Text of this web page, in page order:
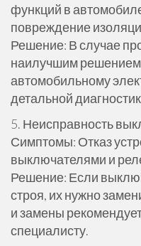
функций в
повреждение
Решение: В случае
наилучшим
автомобильному
детальной
5. Неисправность
Симптомы: Отказ
выключателями и
Решение: Если
строя, их нужно
и замены
специалисту.